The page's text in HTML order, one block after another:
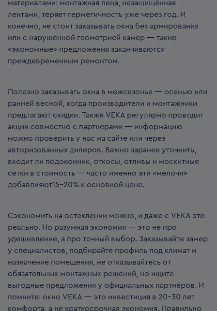
материалами: монтажная пена, незащищённая
лентами, теряет герметичность уже через год. И
конечно, не стоит заказывать окна без армирования
или с нарушенной геометрией камер — такие
«экономные» предложения заканчиваются
преждевременным ремонтом.
Полезно заказывать окна в межсезонье — осенью или
ранней весной, когда производители и монтажники
предлагают скидки. Также VEKA регулярно проводит
акции совместно с партнёрами — информацию
можно проверить у нас на сайте или через
авторизованных дилеров. Важно заранее уточнить,
входит ли подоконник, откосы, отливы и москитные
сетки в стоимость — часто именно эти «мелочи»
добавлияют15–20% к основной цене.
Сэкономить на остеклении можно, и даже с VEKA это
реально. Но разумная экономия — это не про
удешевление, а про точный выбор. Заказывайте замер
у специалистов, подбирайте профиль под климат и
назначение помещения, не отказывайтесь от
обязательных монтажных решений, но ищите
выгодные предложения у официальных партнёров. И
помните: окно VEKA — это инвестиция в 20–30 лет
комфорта, а не краткосрочная экономия. Правильно